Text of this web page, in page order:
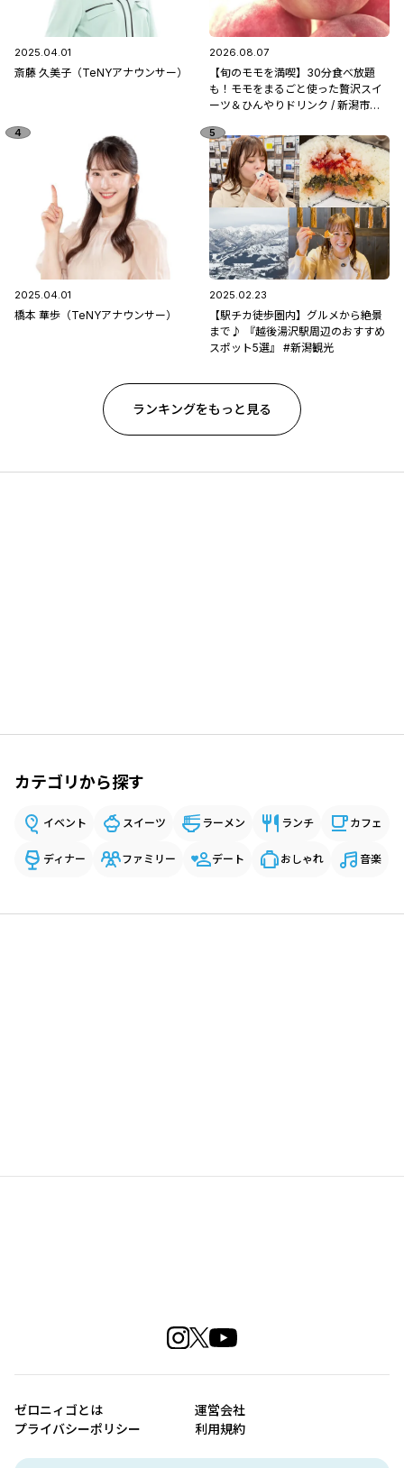
2025.04.01
斎藤 久美子（TeNYアナウンサー）
2026.08.07
【旬のモモを満喫】30分食べ放題
も！モモをまるごと使った贅沢スイ
ーツ＆ひんやりドリンク / 新潟市南
2025.04.01
橋本 華歩（TeNYアナウンサー）
2025.02.23
【駅チカ徒歩圏内】グルメから絶景
まで♪ 『越後湯沢駅周辺のおすすめ
スポット5選』 #新潟観光
ランキングをもっと見る
カテゴリから探す
イベント スイーツ ラーメン ランチ カフェ
ディナー ファミリー デート おしゃれ 音楽
ゼロニィゴとは
運営会社
プライバシーポリシー
利用規約